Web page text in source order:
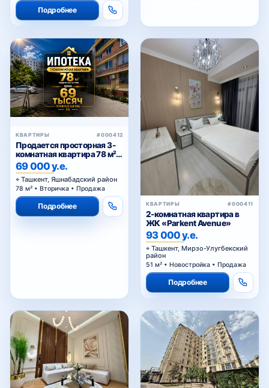
Подробнее
КВАРТИРЫ #000412
Продается просторная 3-
комнатная квартира 78 м² в
Тузеле-2, Яшнабадский
район — возможна покупка
в ипотеку
69 000 у.е.
Ташкент, Яшнабадский район
78 м² • Вторичка • Продажа
Подробнее КВАРТИРЫ #000411
2-комнатная квартира в
ЖК «Parkent Avenue»
93 000 у.е.
Ташкент, Мирзо-Улугбекский
район
51 м² • Новостройка • Продажа
Подробнее